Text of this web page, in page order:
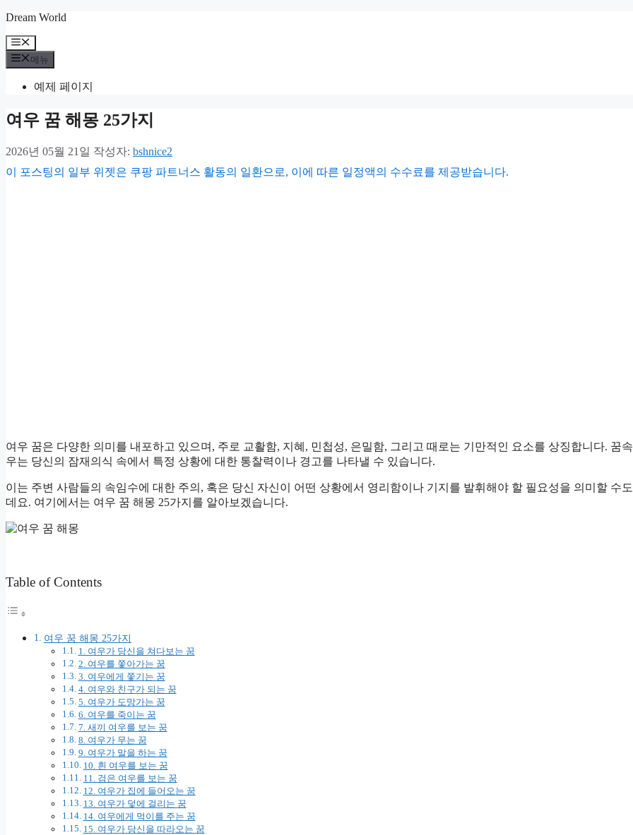
컨
츠
로
기
Dream World
메
뉴
메뉴
예제 페이지
여우 꿈 해몽 25가지
2026년 05월 21일 작성자: bshnice2
이 포스팅의 일부 위젯은 쿠팡 파트너스 활동의 일환으로, 이에 따른 일정액의 수수료를 제공받습니다.
여우 꿈은 다양한 의미를 내포하고 있으며, 주로 교활함, 지혜, 민첩성, 은밀함, 그리고 때로는 기만적인 요소를 상징합니다. 꿈
우는 당신의 잠재의식 속에서 특정 상황에 대한 통찰력이나 경고를 나타낼 수 있습니다.
이는 주변 사람들의 속임수에 대한 주의, 혹은 당신 자신이 어떤 상황에서 영리함이나 기지를 발휘해야 할 필요성을 의미할 수
데요. 여기에서는 여우 꿈 해몽 25가지를 알아보겠습니다.
Table of Contents
여우 꿈 해몽 25가지
1. 여우가 당신을 쳐다보는 꿈
2. 여우를 쫓아가는 꿈
3. 여우에게 쫓기는 꿈
4. 여우와 친구가 되는 꿈
5. 여우가 도망가는 꿈
6. 여우를 죽이는 꿈
7. 새끼 여우를 보는 꿈
8. 여우가 무는 꿈
9. 여우가 말을 하는 꿈
10. 흰 여우를 보는 꿈
11. 검은 여우를 보는 꿈
12. 여우가 집에 들어오는 꿈
13. 여우가 덫에 걸리는 꿈
14. 여우에게 먹이를 주는 꿈
15. 여우가 당신을 따라오는 꿈